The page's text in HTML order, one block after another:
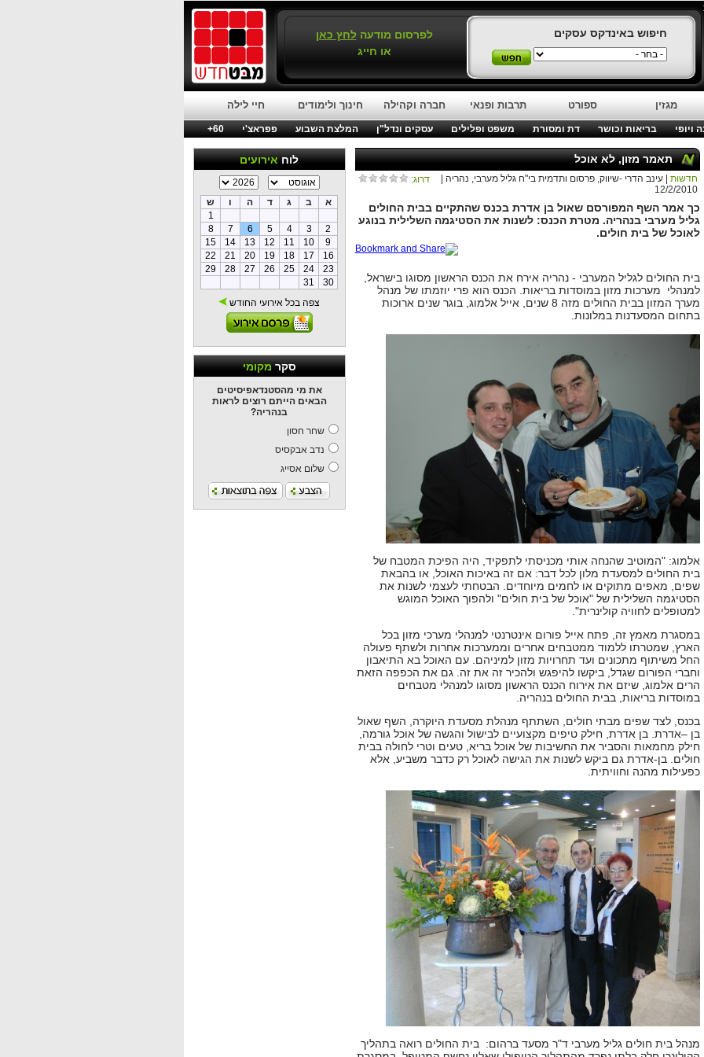
חיפוש באינדקס עסקים לפרסום מודעהלחץ כאן
או חייג
מגזין ספורט תרבות ופנאי חברה וקהילה חינוך ולימודים חיי לילה
ויופי בריאות וכושר דת ומסורת משפט ופלילים עסקים ונדל"ן המלצת השבוע פפראצ'י
60+
לוחאירועים
א ב ג ד ה ו
ש
1
2
3
4
5
6
7
8
9
10
11
12
13
14
15
16
17
18
19
20
21
22
23
24
25
26
27
28
29
30
31
צפה בכל אירועי החודש
סקרמקומי
את מי מהסטנדאפיסיטים
הבאים הייתם רוצים לראות
בנהריה?
שחר חסון
נדב אבקסיס
שלום אסייג
תאמר מזון, לא אוכל
דרוג: חדשות | עינב הדרי -שיווק, פרסום ותדמית בי"ח גליל מערבי, נהריה |
12/2/2010
כך אמר השף המפורסם שאול בן אדרת בכנס שהתקיים בבית החולים
גליל מערבי בנהריה. מטרת הכנס: לשנות את הסטיגמה השלילית בנוגע
לאוכל של בית חולים.
בית החולים לגליל המערבי - נהריה אירח את הכנס הראשון מסוגו בישראל,
למנהלי מערכות מזון במוסדות בריאות. הכנס הוא פרי יוזמתו של מנהל
מערך המזון בבית החולים מזה 8 שנים, אייל אלמוג, בוגר שנים ארוכות
בתחום המסעדנות במלונות.
אלמוג: "המוטיב שהנחה אותי מכניסתי לתפקיד, היה הפיכת המטבח של
בית החולים למסעדת מלון לכל דבר: אם זה באיכות האוכל, או בהבאת
שפים, מאפים מתוקים או לחמים מיוחדים. הבטחתי לעצמי לשנות את
הסטיגמה השלילית של "אוכל של בית חולים" ולהפוך האוכל המוגש
למטופלים לחוויה קולינרית".
במסגרת מאמץ זה, פתח אייל פורום אינטרנטי למנהלי מערכי מזון בכל
הארץ, שמטרתו ללמוד ממטבחים אחרים וממערכות אחרות ולשתף פעולה
החל משיתוף מתכונים ועד תחרויות מזון למיניהם. עם האוכל בא התיאבון
וחברי הפורום שגדל, ביקשו להיפגש ולהכיר זה את זה. גם את הכפפה הזאת
הרים אלמוג, שיזם את אירוח הכנס הראשון מסוגו למנהלי מטבחים
במוסדות בריאות, בבית החולים בנהריה.
בכנס, לצד שפים מבתי חולים, השתתף מנהלת מסעדת היוקרה, השף שאול
בן –אדרת. בן אדרת, חילק טיפים מקצועיים לבישול והגשה של אוכל גורמה,
חילק מחמאות והסביר את החשיבות של אוכל בריא, טעים וטרי לחולה בבית
חולים. בן-אדרת גם ביקש לשנות את הגישה לאוכל רק כדבר משביע, אלא
כפעילות מהנה וחוויתית.
מנהל בית חולים גליל מערבי ד"ר מסעד ברהום: בית החולים רואה בתהליך